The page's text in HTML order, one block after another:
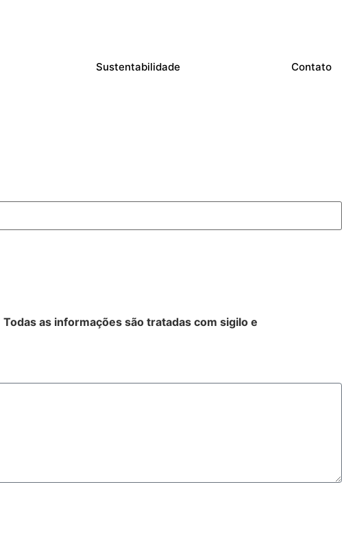
Sustentabilidade Contato
Todas as informações são tratadas com sigilo e